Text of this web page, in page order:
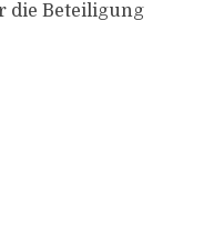
die Beteiligung